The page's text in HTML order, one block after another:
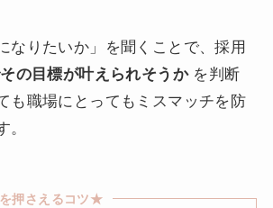
なりたいか」を聞くことで、採用
の目標が叶えられそうかを判断
も職場にとってもミスマッチを防
。
押さえるコツ★